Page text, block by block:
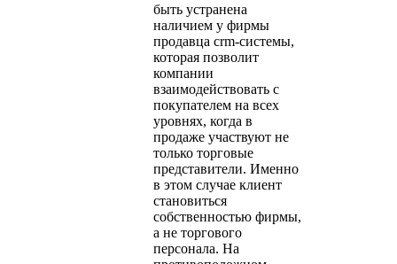
быть устранена
наличием у фирмы
продавца crm-системы,
которая позволит
компании
взаимодействовать с
покупателем на всех
уровнях, когда в
продаже участвуют не
только торговые
представители. Именно
в этом случае клиент
становиться
собственностью фирмы,
а не торгового
персонала. На